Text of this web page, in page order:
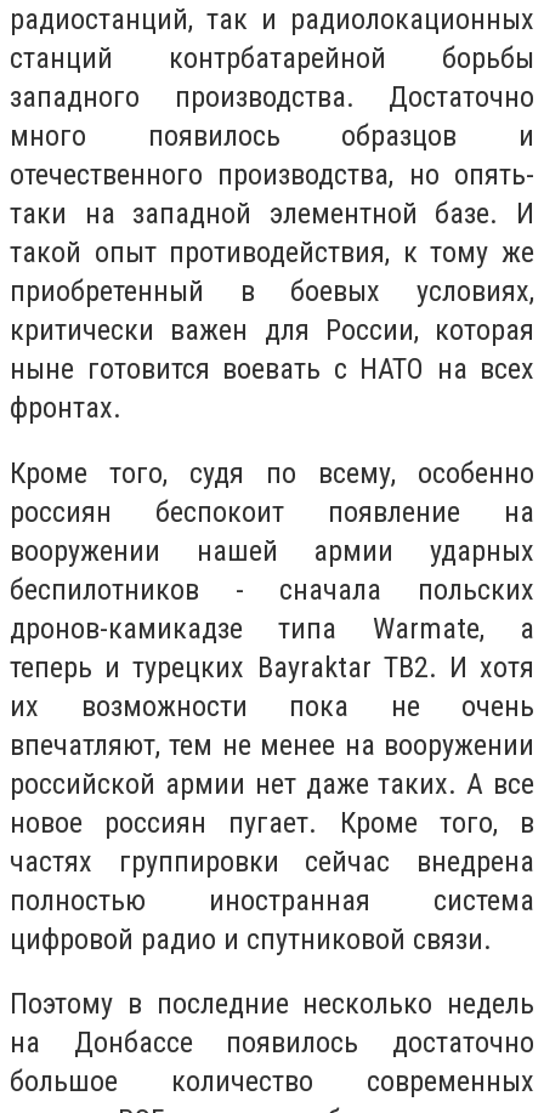
радиостанций, так и радиолокационных
станций контрбатарейной борьбы
западного производства. Достаточно
много появилось образцов и
отечественного производства, но опять-
таки на западной элементной базе. И
такой опыт противодействия, к тому же
приобретенный в боевых условиях,
критически важен для России, которая
ныне готовится воевать с НАТО на всех
фронтах.
Кроме того, судя по всему, особенно
россиян беспокоит появление на
вооружении нашей армии ударных
беспилотников - сначала польских
дронов-камикадзе типа Warmate, а
теперь и турецких Bayraktar TB2. И хотя
их возможности пока не очень
впечатляют, тем не менее на вооружении
российской армии нет даже таких. А все
новое россиян пугает. Кроме того, в
частях группировки сейчас внедрена
полностью иностранная система
цифровой радио и спутниковой связи.
Поэтому в последние несколько недель
на Донбассе появилось достаточно
большое количество современных